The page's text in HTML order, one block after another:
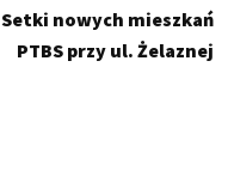
Setki nowych mieszkań
PTBS przy ul. Żelaznej